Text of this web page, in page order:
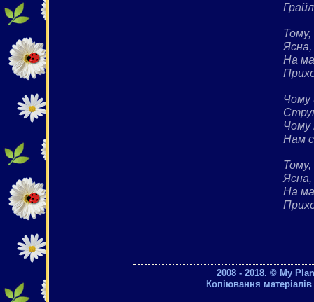
Ясна,
На
Чому
Чому
Нам
Ясна,
На
2008 - 2018. © My
Копіювання